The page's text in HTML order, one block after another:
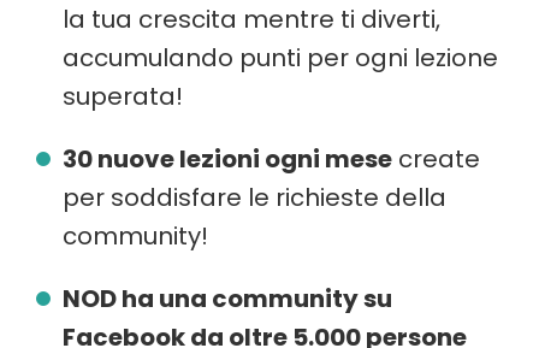
la tua crescita mentre ti diverti,
accumulando punti per ogni lezione
superata!
30 nuove lezioni ogni mese create
per soddisfare le richieste della
community!
NOD ha una community su
Facebook da oltre 5.000 persone